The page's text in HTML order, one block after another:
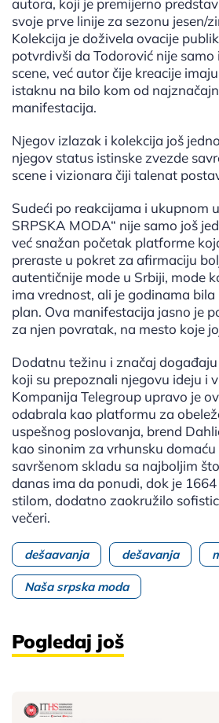
autora, koji je premijerno
svoje prve linije za sezonu jesen/
Kolekcija je doživela ovacije
potvrdivši da Todorović nije
scene, već autor čije kreacije
istaknu na bilo kom od
manifestacija.
Njegov izlazak i kolekcija još
njegov status istinske zvezde
scene i vizionara čiji talenat
Sudeći po reakcijama i ukupnom
SRPSKA MODA“ nije samo još
već snažan početak platforme
preraste u pokret za afirmaciju
autentičnije mode u Srbiji, mode
ima vrednost, ali je godinama
plan. Ova manifestacija jasno je
za njen povratak, na mesto koje
Dodatnu težinu i značaj
koji su prepoznali njegovu ideju i
Kompanija Telegroup upravo je
odabrala kao platformu za
uspešnog poslovanja, brend
kao sinonim za vrhunsku
savršenom skladu sa najboljim
danas ima da ponudi, dok je
stilom, dodatno zaokružilo
večeri.
dešaavanja dešavanja
Naša srpska moda
Pogledaj još